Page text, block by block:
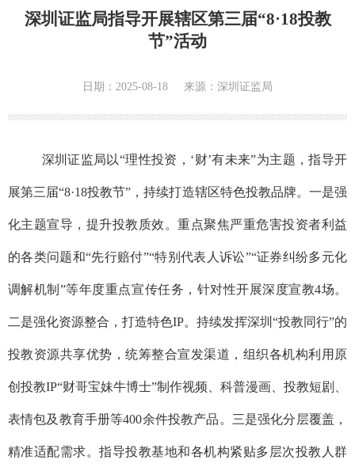
深圳证监局指导开展辖区第三届“8·18投教
节”活动
日期：2025-08-18 来源：深圳证监局
深圳证监局以“理性投资，‘财’有未来”为主题，指导开
展第三届“8·18投教节” ，持续打造辖区特色投教品牌。 一是强
化主题宣导 ， 提升投教质效。重点聚焦严重危害投资者利益
的各类问题和“先行赔付”“特别代表人诉讼”“证券纠纷多元化
调解机制”等年度重点宣传任务，针对性开展深度宣教4场。
二是强化资源整合，打造特色IP。持续发挥深圳“投教同行”的
投教资源共享优势 ，统筹整合宣发渠道， 组织各机构利用 原
创投教IP“财哥宝妹牛博士”制作视频、科普漫画、投教短剧、
表情包及教育手册等400余件投教产品。三是强化分层覆盖，
精准适配需求。指导投教基地和各机构紧贴多层次投教人群